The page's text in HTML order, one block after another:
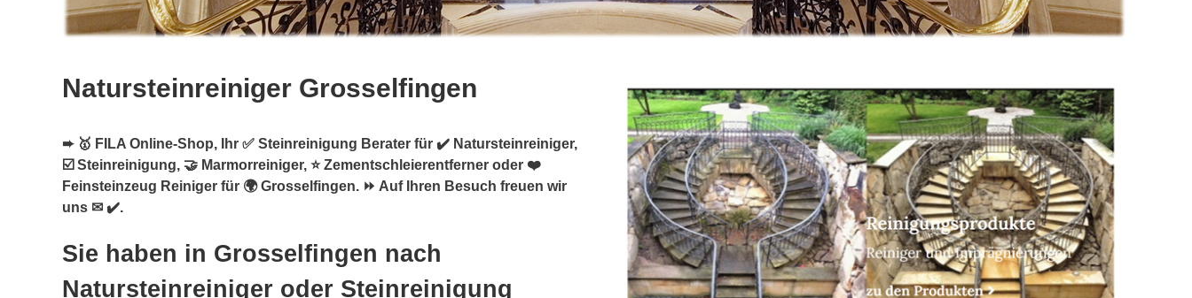
Natursteinreiniger Grosselfingen
➨ 🥇 FILA Online-Shop, Ihr ✅ Steinreinigung Berater für ✔️ Natursteinreiniger,
☑️ Steinreinigung, 🤝 Marmorreiniger, ⭐ Zementschleierentferner oder ❤️
Feinsteinzeug Reiniger für 🌍 Grosselfingen. ⏩ Auf Ihren Besuch freuen wir
uns ✉ ✔️.
Sie haben in Grosselfingen nach
Natursteinreiniger oder Steinreinigung